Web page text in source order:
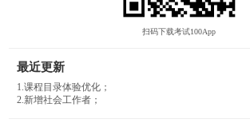
扫码下载考试100App
最近更新
1.课程目录体验优化；
2.新增社会工作者；